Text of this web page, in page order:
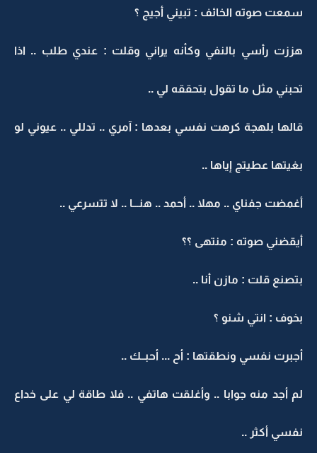
سمعت صوته الخائف : تبيني أجيج ؟
هززت رأسي بالنفي وكأنه يراني وقلت : عندي طلب .. اذا
تحبني مثل ما تقول بتحققه لي ..
قالها بلهجة كرهت نفسي بعدها : آمري .. تدللي .. عيوني لو
بغيتها عطيتج إياها ..
أغمضت جفناي .. مهلا .. أحمد .. هنـــا .. لا تتسرعي ..
أيقضني صوته : منتهى ؟؟
بتصنع قلت : مازن أنا ..
بخوف : انتي شنو ؟
أجبرت نفسي ونطقتها : أح ... أحبــك ..
لم أجد منه جوابا .. وأغلقت هاتفي .. فلا طاقة لي على خداع
نفسي أكثر ..